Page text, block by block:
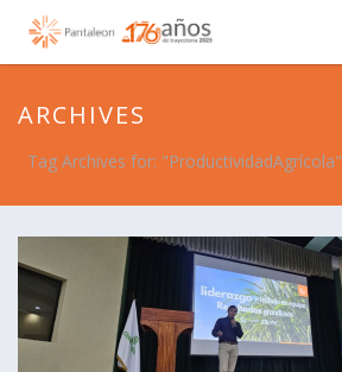
ARCHIVES
Tag Archives for: "ProductividadAgrícola"